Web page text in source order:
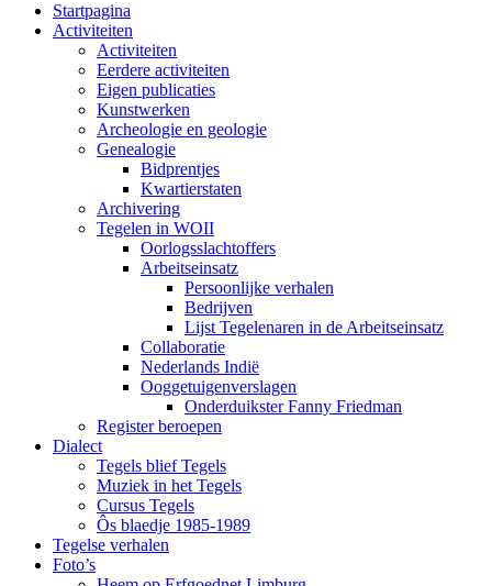
Startpagina
Activiteiten
Activiteiten
Eerdere activiteiten
Eigen publicaties
Kunstwerken
Archeologie en geologie
Genealogie
Bidprentjes
Kwartierstaten
Archivering
Tegelen in WOII
Oorlogsslachtoffers
Arbeitseinsatz
Persoonlijke verhalen
Bedrijven
Lijst Tegelenaren in de Arbeitseinsatz
Collaboratie
Nederlands Indië
Ooggetuigenverslagen
Onderduikster Fanny Friedman
Register beroepen
Dialect
Tegels blief Tegels
Muziek in het Tegels
Cursus Tegels
Ôs blaedje 1985-1989
Tegelse verhalen
Foto’s